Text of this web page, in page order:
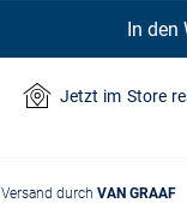
In den
Jetzt im Store
Versand durch VAN GRAAF